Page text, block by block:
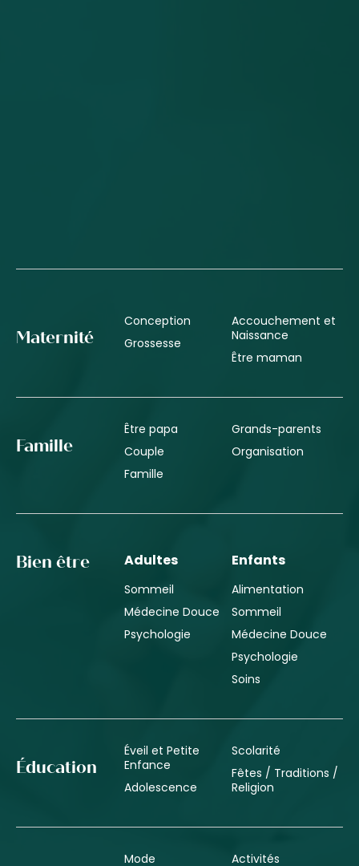
Maternité
Conception
Grossesse
Accouchement et
Naissance
Être maman
Famille
Être papa
Couple
Famille
Grands-parents
Organisation
Bien être Adultes
Sommeil
Médecine Douce
Psychologie
Enfants
Alimentation
Sommeil
Médecine Douce
Psychologie
Soins
Éducation
Éveil et Petite
Enfance
Adolescence
Scolarité
Fêtes / Traditions /
Religion
Mode
Activités